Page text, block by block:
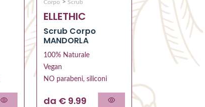
Corpo > Scrub
ELLETHIC
Scrub Corpo
MANDORLA
100% Naturale
Vegan
NO parabeni, siliconi
da € 9.99